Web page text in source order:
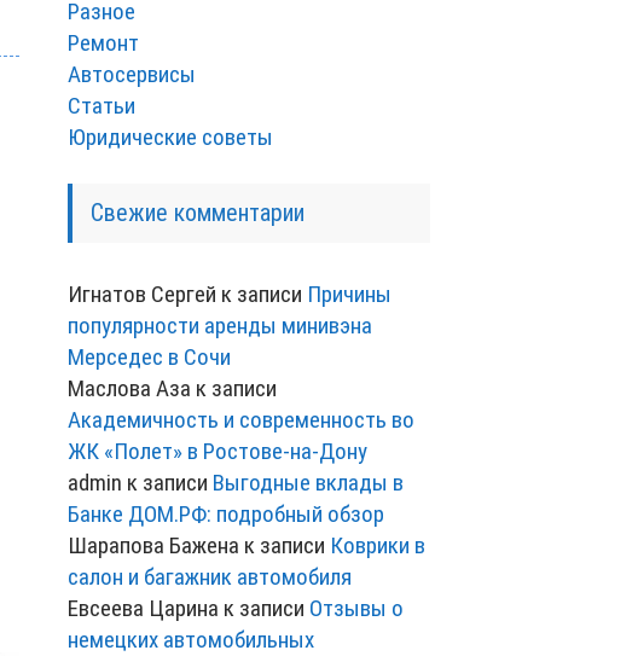
Разное
Ремонт
Автосервисы
Статьи
Юридические советы
Свежие комментарии
Игнатов Сергей к записи Причины
популярности аренды минивэна
Мерседес в Сочи
Маслова Аза к записи
Академичность и современность во
ЖК «Полет» в Ростове-на-Дону
admin к записи Выгодные вклады в
Банке ДОМ.РФ: подробный обзор
Шарапова Бажена к записи Коврики в
салон и багажник автомобиля
Евсеева Царина к записи Отзывы о
немецких автомобильных